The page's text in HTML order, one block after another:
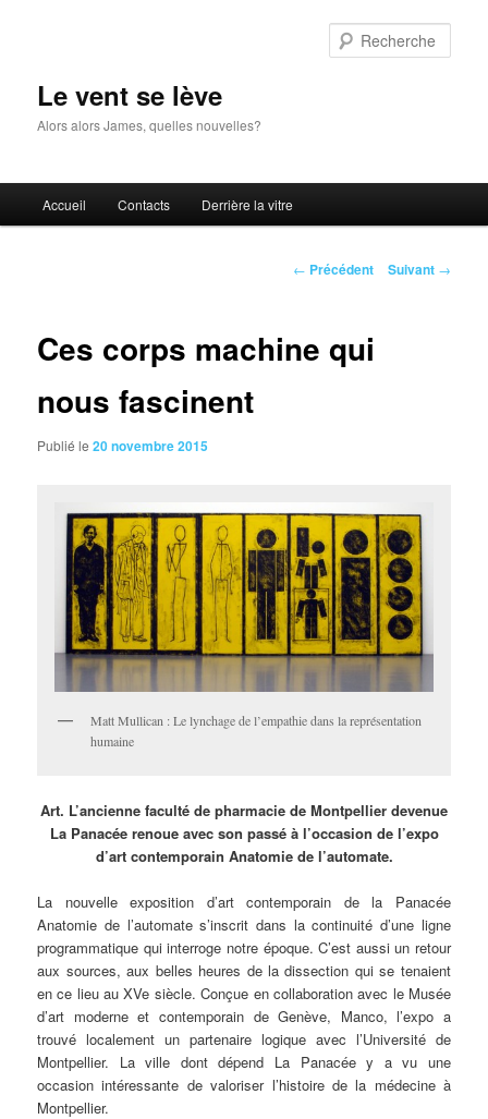
Le vent se lève
Alors alors James, quelles nouvelles?
principal
Accueil Contacts Derrière la vitre
Navigation
← Précédent Suivant →
Ces corps machine qui
nous fascinent
Publié le20 novembre 2015
Matt Mullican : Le lynchage de l’empathie dans la représentation
humaine
Art. L’ancienne faculté de pharmacie de Montpellier devenue
La Panacée renoue avec son passé à l’occasion de l’expo
d’art contemporain Anatomie de l’automate.
La nouvelle exposition d’art contemporain de la Panacée
Anatomie de l’automate s’inscrit dans la continuité d’une ligne
programmatique qui interroge notre époque. C’est aussi un retour
aux sources, aux belles heures de la dissection qui se tenaient
en ce lieu au XVe siècle. Conçue en collaboration avec le Musée
d’art moderne et contemporain de Genève, Manco, l’expo a
trouvé localement un partenaire logique avec l’Université de
Montpellier. La ville dont dépend La Panacée y a vu une
occasion intéressante de valoriser l’histoire de la médecine à
Montpellier.